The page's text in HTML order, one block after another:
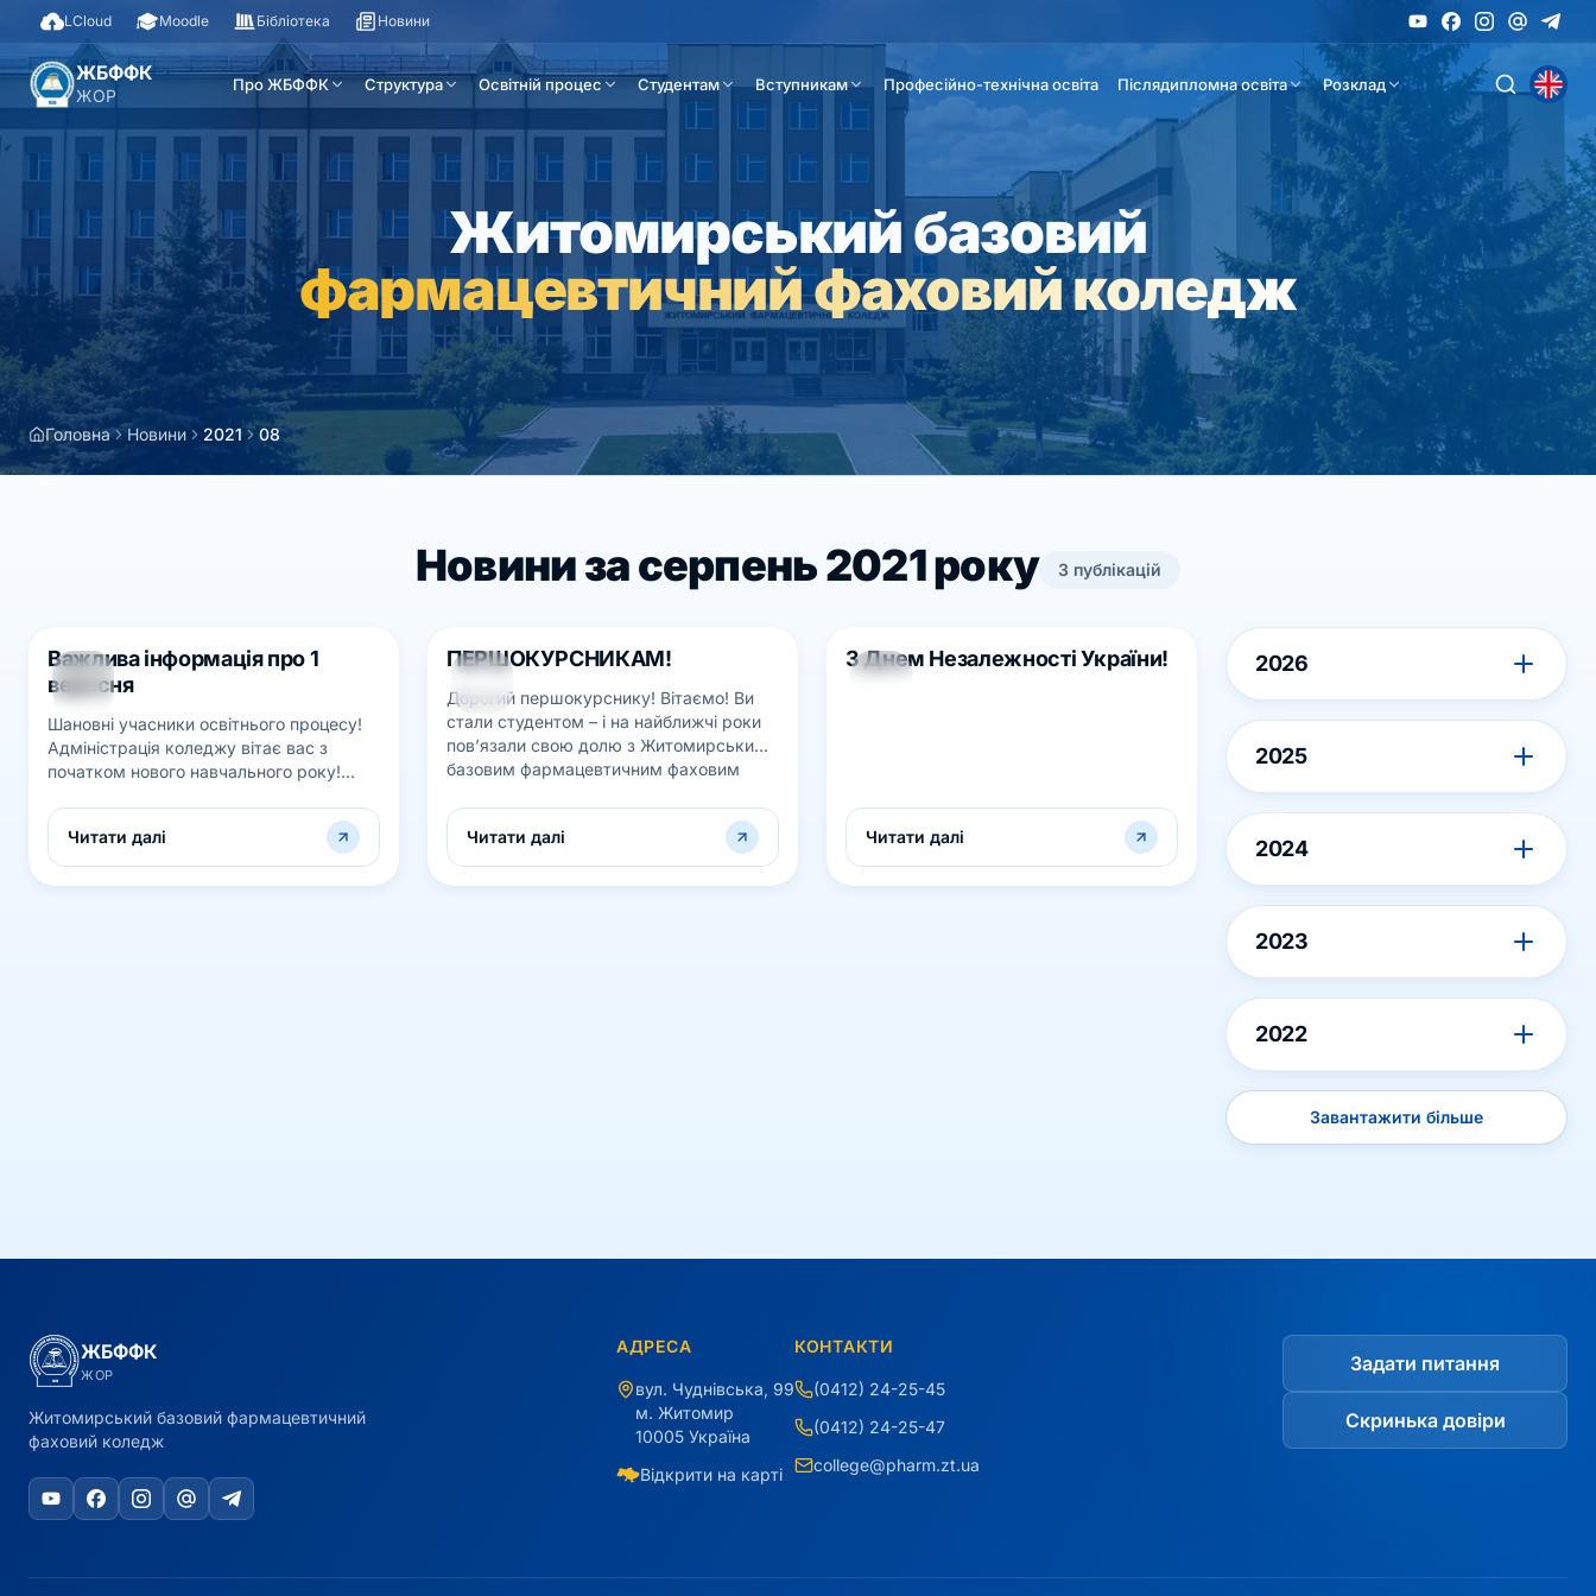
LCloud Moodle Бібліотека Новини
ЖБФФК
ЖОР
Про ЖБФФК Структура Освітній процес Студентам Вступникам Професійно-технічна освіта Післядипломна освіта Розклад
Житомирський базовий
фармацевтичний фаховий коледж
Головна Новини 2021 08
Новини за серпень 2021 року 3 публікацій
30
СЕРП
Важлива інформація про 1
вересня
Шановні учасники освітнього процесу!
Адміністрація коледжу вітає вас з
початком нового навчального року!
на 1 вересня 2021 року: &nbsp; - для 1...
Читати далі
26
ПЕРШОКУРСНИКАМ!
Дорогий першокурснику! Вітаємо! Ви
стали студентом – і на найближчі роки
пов’язали свою долю з Житомирським
базовим фармацевтичним фаховим
цілий...
Читати далі
22
З Днем Незалежності України!
Читати далі
2026
2025
2024
2023
2022
Завантажити більше
ЖБФФК
ЖОР
Житомирський базовий фармацевтичний
фаховий коледж
АДРЕСА
вул. Чуднівська, 99
м. Житомир
10005 Україна
Відкрити на карті
КОНТАКТИ
(0412) 24-25-45
(0412) 24-25-47
college@pharm.zt.ua
Задати питання
Скринька довіри